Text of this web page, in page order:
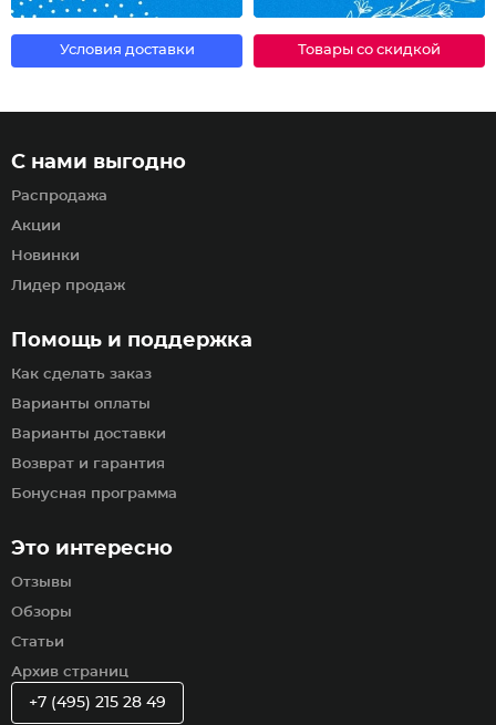
Условия доставки Товары со скидкой
Помощь и поддержка
Как сделать заказ
Варианты оплаты
Варианты доставки
Возврат и гарантия
Бонусная программа
С нами выгодно
Распродажа
Акции
Новинки
Лидер продаж
Это интересно
Отзывы
Обзоры
Статьи
Архив страниц
+7 (495) 215 28 49